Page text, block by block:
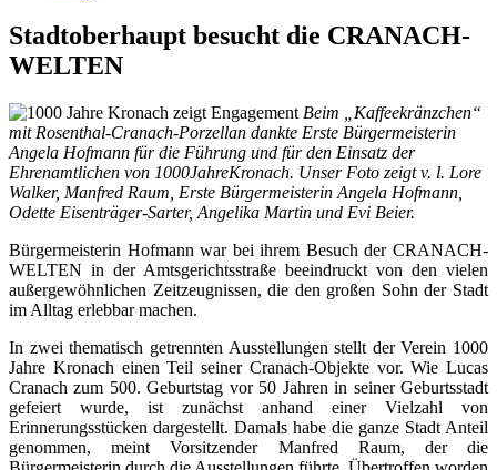
Stadtoberhaupt besucht die CRANACH-
WELTEN
Beim „Kaffeekränzchen“
mit Rosenthal-Cranach-Porzellan dankte Erste Bürgermeisterin
Angela Hofmann für die Führung und für den Einsatz der
Ehrenamtlichen von 1000JahreKronach. Unser Foto zeigt v. l. Lore
Walker, Manfred Raum, Erste Bürgermeisterin Angela Hofmann,
Odette Eisenträger-Sarter, Angelika Martin und Evi Beier.
Bürgermeisterin Hofmann war bei ihrem Besuch der CRANACH-
WELTEN in der Amtsgerichtsstraße beeindruckt von den vielen
außergewöhnlichen Zeitzeugnissen, die den großen Sohn der Stadt
im Alltag erlebbar machen.
In zwei thematisch getrennten Ausstellungen stellt der Verein 1000
Jahre Kronach einen Teil seiner Cranach-Objekte vor. Wie Lucas
Cranach zum 500. Geburtstag vor 50 Jahren in seiner Geburtsstadt
gefeiert wurde, ist zunächst anhand einer Vielzahl von
Erinnerungsstücken dargestellt. Damals habe die ganze Stadt Anteil
genommen, meint Vorsitzender Manfred Raum, der die